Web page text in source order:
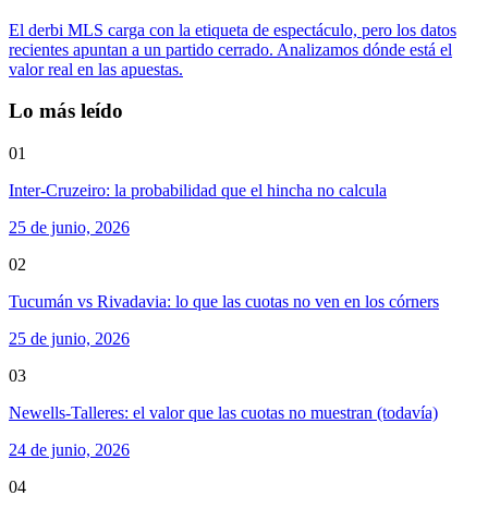
El derbi MLS carga con la etiqueta de espectáculo, pero los datos
recientes apuntan a un partido cerrado. Analizamos dónde está el
valor real en las apuestas.
Lo más leído
01
Inter-Cruzeiro: la probabilidad que el hincha no calcula
25 de junio, 2026
02
Tucumán vs Rivadavia: lo que las cuotas no ven en los córners
25 de junio, 2026
03
Newells-Talleres: el valor que las cuotas no muestran (todavía)
24 de junio, 2026
04